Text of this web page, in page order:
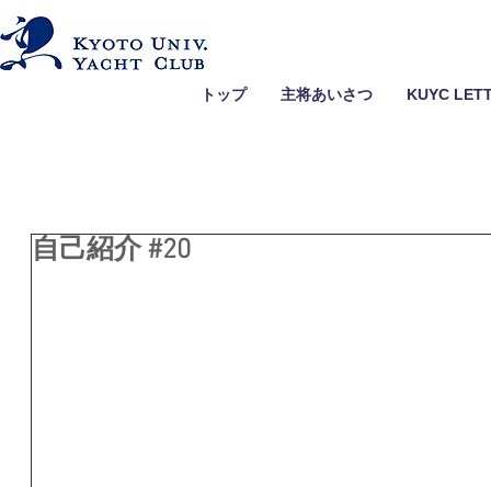
トップ 主将あいさつ KUYC
自己紹介 #20